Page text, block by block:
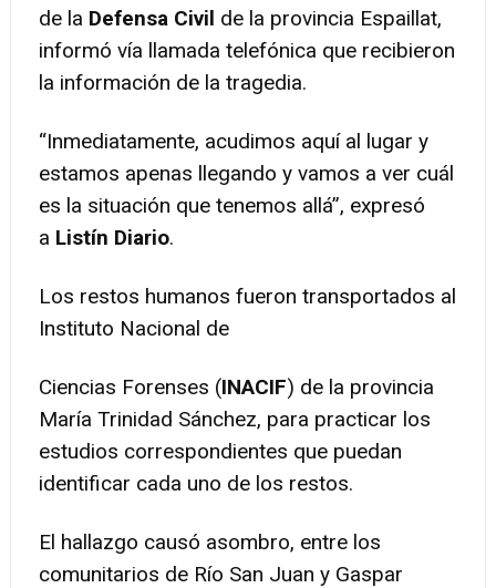
de la Defensa Civil de la provincia Espaillat,
informó vía llamada telefónica que recibieron
la información de la tragedia.
“Inmediatamente, acudimos aquí al lugar y
estamos apenas llegando y vamos a ver cuál
es la situación que tenemos allá”, expresó
a Listín Diario.
Los restos humanos fueron transportados al
Instituto Nacional de
Ciencias Forenses (INACIF) de la provincia
María Trinidad Sánchez, para practicar los
estudios correspondientes que puedan
identificar cada uno de los restos.
El hallazgo causó asombro, entre los
comunitarios de Río San Juan y Gaspar